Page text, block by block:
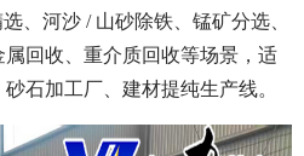
、河沙 / 山砂除铁、锰矿分选、
回收、重介质回收等场景，适
石加工厂、建材提纯生产线。